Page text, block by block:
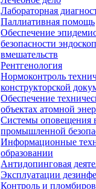
Лабораторная
Паллиативная помощь
Обеспечение
безопасности
вмешательств
Рентгенология
Нормоконтроль
конструкторской
Обеспечение
объектах атомной
Системы оповещения
промышленной
Информационные
образовании
Антидопинговая
Эксплуатации
Контроль и